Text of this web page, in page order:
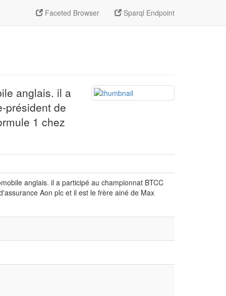
Faceted Browser Sparql Endpoint
anglais. il a
président de
1 chez
anglais. il a participé au championnat BTCC
Aon plc et il est le frère ainé de Max